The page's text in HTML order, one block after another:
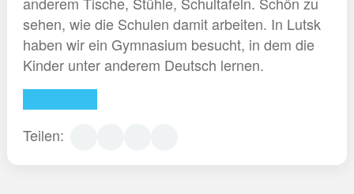
sehen, wie die Schulen damit arbeiten. In Lutsk
haben wir ein Gymnasium besucht, in dem die
Kinder unter anderem Deutsch lernen.
Teilen: